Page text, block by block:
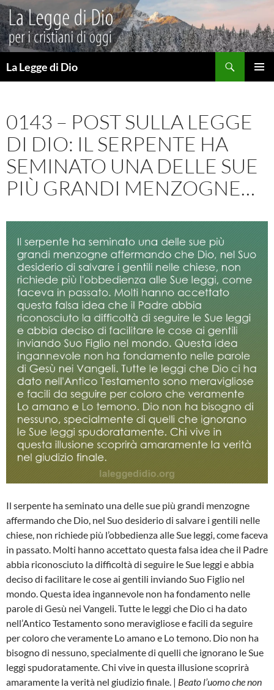
Vai
al
contenuto
La Legge di Dio
0143 – POST SULLA LEGGE
DI DIO: IL SERPENTE HA
SEMINATO UNA DELLE SUE
PIÙ GRANDI MENZOGNE…
Il serpente ha seminato una delle sue più grandi menzogne
affermando che Dio, nel Suo desiderio di salvare i gentili nelle
chiese, non richiede più l’obbedienza alle Sue leggi, come faceva
in passato. Molti hanno accettato questa falsa idea che il Padre
abbia riconosciuto la difficoltà di seguire le Sue leggi e abbia
deciso di facilitare le cose ai gentili inviando Suo Figlio nel
mondo. Questa idea ingannevole non ha fondamento nelle
parole di Gesù nei Vangeli. Tutte le leggi che Dio ci ha dato
nell’Antico Testamento sono meravigliose e facili da seguire
per coloro che veramente Lo amano e Lo temono. Dio non ha
bisogno di nessuno, specialmente di quelli che ignorano le Sue
leggi spudoratamente. Chi vive in questa illusione scoprirà
amaramente la verità nel giudizio finale. | Beato l’uomo che non